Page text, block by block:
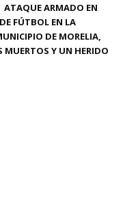
ARMADO EN
FÚTBOL EN LA
DE MORELIA,
MUERTOS Y UN HERIDO